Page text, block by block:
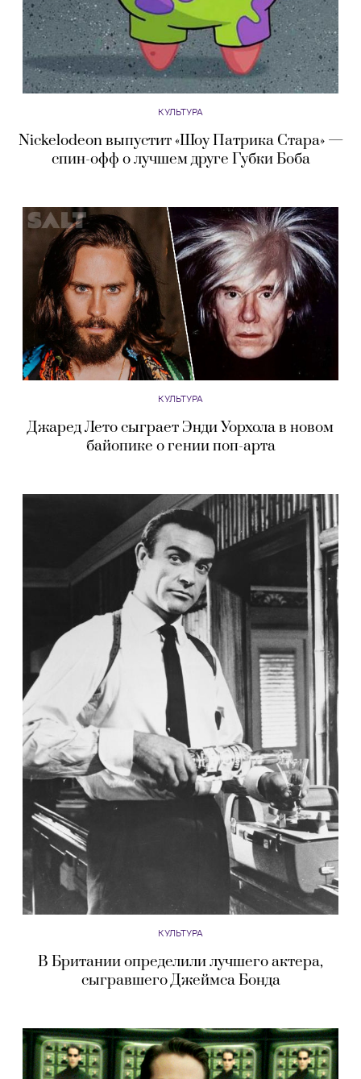
КУЛЬТУРА
Nickelodeon выпустит «Шоу Патрика Стара» —
спин-офф о лучшем друге Губки Боба
КУЛЬТУРА
Джаред Лето сыграет Энди Уорхола в новом
байопике о гении поп-арта
КУЛЬТУРА
В Британии определили лучшего актера,
сыгравшего Джеймса Бонда